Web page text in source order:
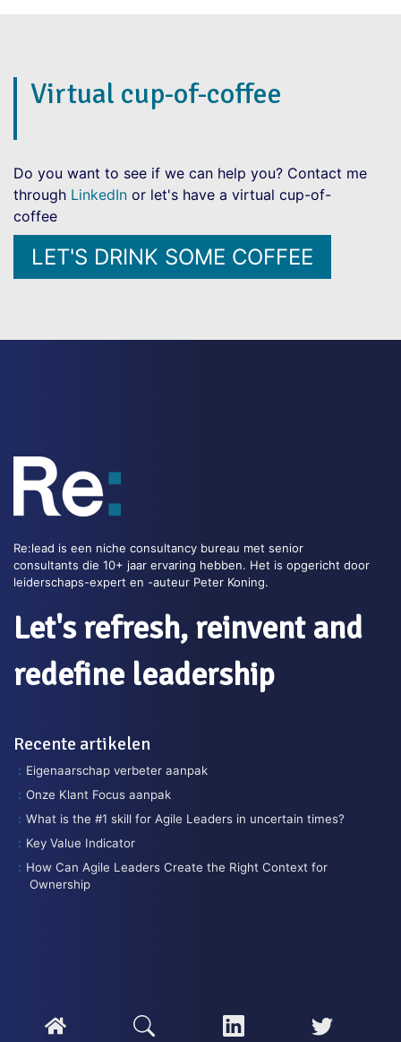
Virtual cup-of-coffee
Do you want to see if we can help you? Contact me
through LinkedIn or let's have a virtual cup-of-
coffee
LET'S DRINK SOME COFFEE
Re:lead is een niche consultancy bureau met senior
consultants die 10+ jaar ervaring hebben. Het is opgericht door
leiderschaps-expert en -auteur Peter Koning.
Let's refresh, reinvent and
redefine leadership
Recente artikelen
Eigenaarschap verbeter aanpak
Onze Klant Focus aanpak
What is the #1 skill for Agile Leaders in uncertain times?
Key Value Indicator
How Can Agile Leaders Create the Right Context for
Ownership